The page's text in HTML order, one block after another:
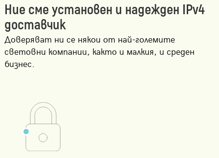
Ние сме установен и надежден IPv4
доставчик
Доверяват ни се някои от най-големите
световни компании, както и малкия, и среден
бизнес.